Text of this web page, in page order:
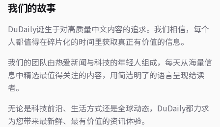
我们的故事
DuDaily诞生于对高质量中文内容的追求。我们相信，每个
人都值得在碎片化的时间里获取真正有价值的信息。
我们的团队由热爱新闻与科技的年轻人组成，每天从海量信
息中精选最值得关注的内容，用简洁明了的语言呈现给读
者。
无论是科技前沿、生活方式还是全球动态，DuDaily都力求
为您带来最新鲜、最有价值的资讯体验。